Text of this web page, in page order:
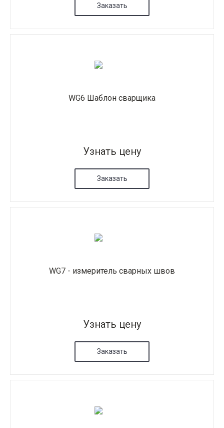
Заказать
WG6 Шаблон сварщика
Узнать цену
Заказать
WG7 - измеритель сварных швов
Узнать цену
Заказать